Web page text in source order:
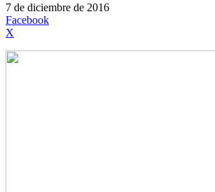
7 de diciembre de 2016
Facebook
X